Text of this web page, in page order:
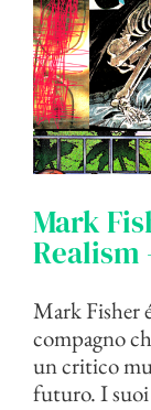
Mark
Realism
Mark Fisher
compagno
un critico
futuro. I